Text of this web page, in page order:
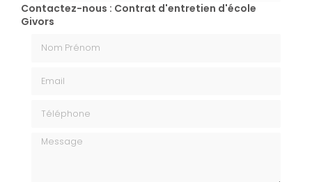
Contactez-nous : Contrat d'entretien d'école
Givors
Message